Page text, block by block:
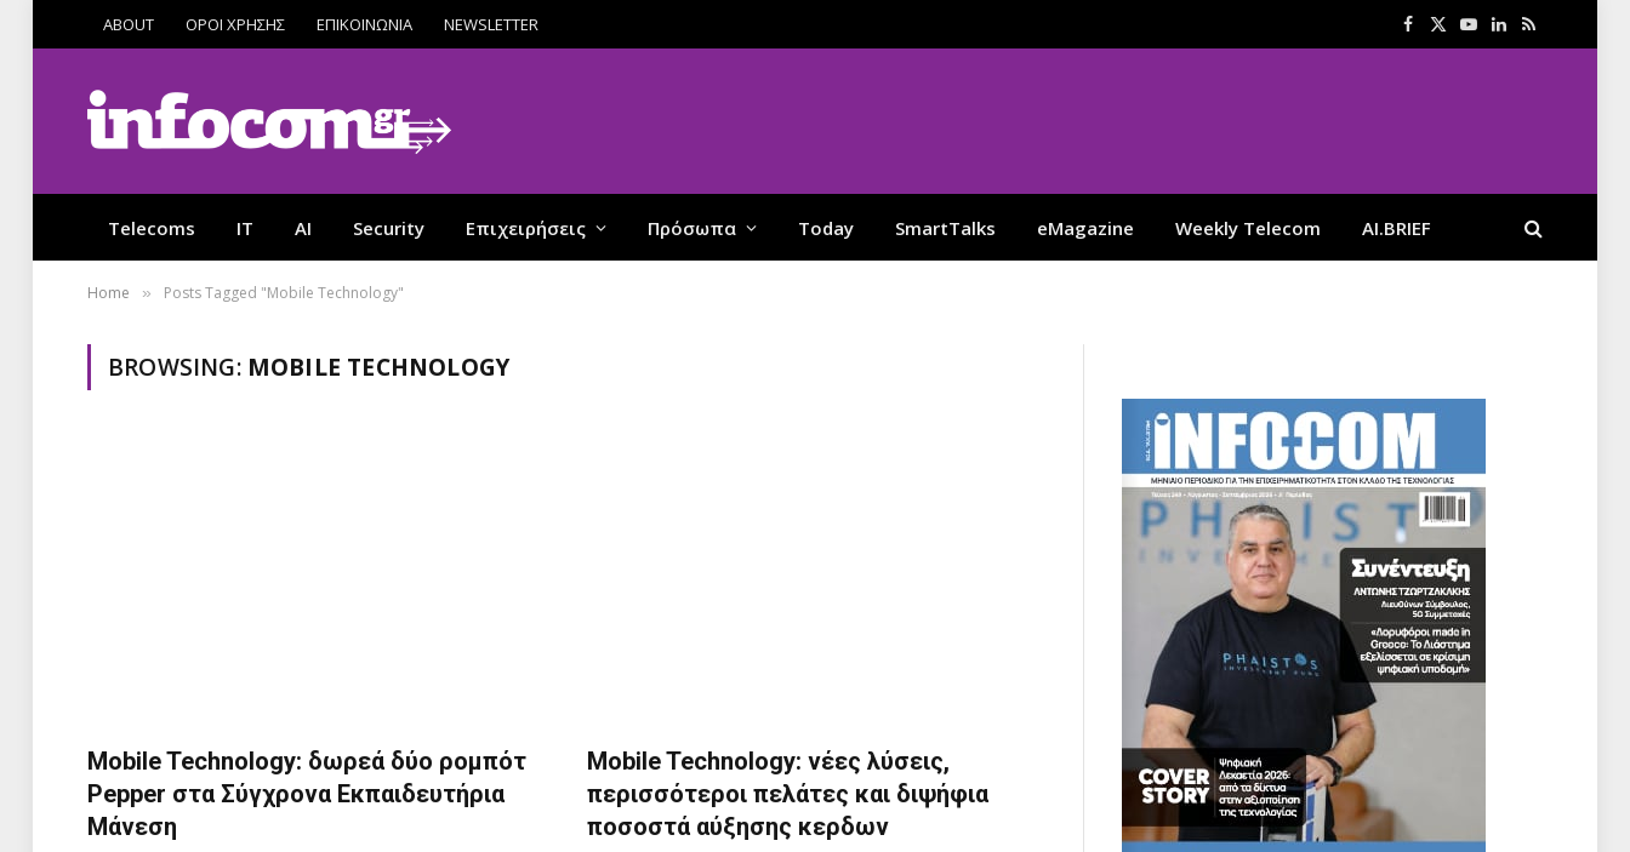
ABOUT ΟΡΟΙ ΧΡΗΣΗΣ ΕΠΙΚΟΙΝΩΝΙΑ NEWSLETTER Facebook
X
YouTube
LinkedIn
RSS
Telecoms IT AI Security Επιχειρήσεις Πρόσωπα Today SmartTalks eMagazine Weekly Telecom AI.BRIEF
Home » Posts Tagged "Mobile Technology"
BROWSING: MOBILE TECHNOLOGY
Mobile Technology: δωρεά δύο ρομπότ
Pepper στα Σύγχρονα Εκπαιδευτήρια
Μάνεση
Mobile Technology: νέες λύσεις,
περισσότεροι πελάτες και διψήφια
ποσοστά αύξησης κερδων